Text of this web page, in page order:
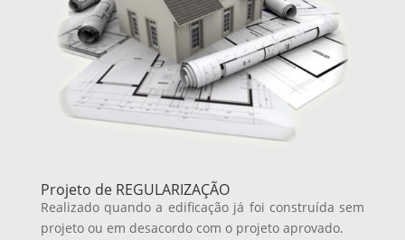
Projeto de REGULARIZAÇÃO
Realizado quando a edificação já foi construída sem
projeto ou em desacordo com o projeto aprovado.